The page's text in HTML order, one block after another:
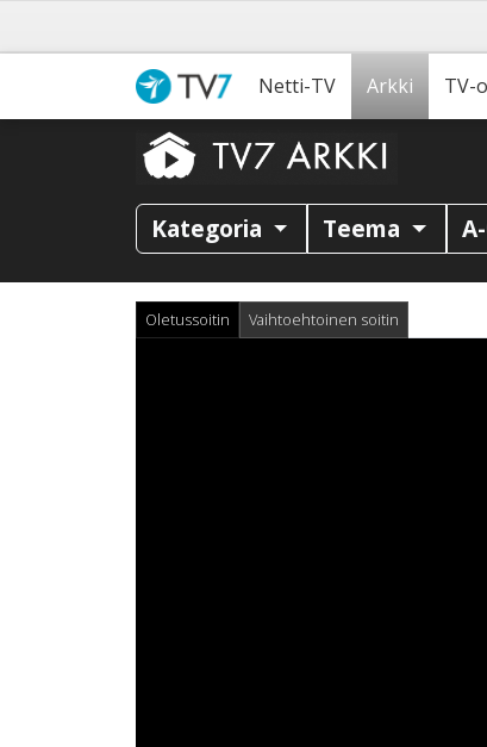
Netti-TV Arkki TV-
Kategoria Teema
Oletussoitin Vaihtoehtoinen soitin